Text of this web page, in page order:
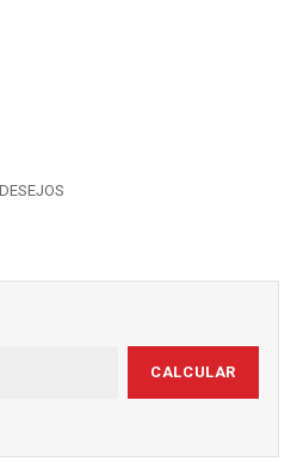
CALCULAR